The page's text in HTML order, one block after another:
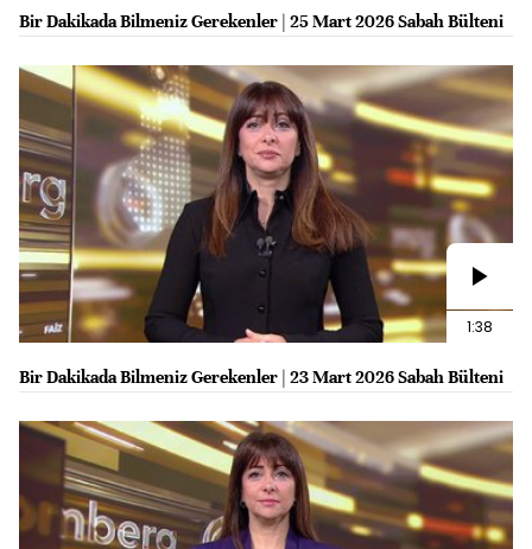
Bir Dakikada Bilmeniz Gerekenler | 25 Mart 2026 Sabah Bülteni
1:38
Bir Dakikada Bilmeniz Gerekenler | 23 Mart 2026 Sabah Bülteni